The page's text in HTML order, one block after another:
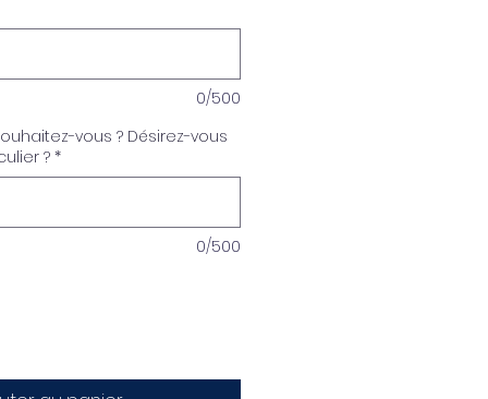
0/500
vous ? Désirez-vous
? *
0/500